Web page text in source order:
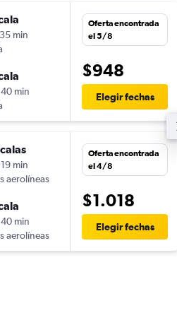
min
min
Oferta encontrada
el 5/8
$948
Elegir fechas
min
aerolíneas
min
aerolíneas
Oferta encontrada
el 4/8
$1.018
Elegir fechas